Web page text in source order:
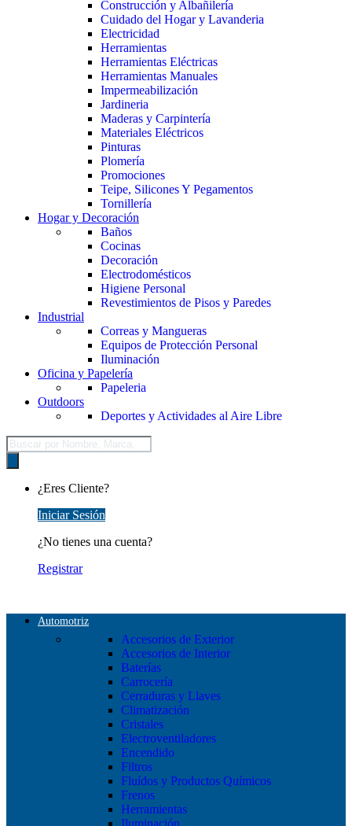
Construcción y Albañilería
Cuidado del Hogar y Lavanderia
Electricidad
Herramientas
Herramientas Eléctricas
Herramientas Manuales
Impermeabilización
Jardineria
Maderas y Carpintería
Materiales Eléctricos
Pinturas
Plomería
Promociones
Teipe, Silicones Y Pegamentos
Tornillería
Hogar y Decoración
Baños
Cocinas
Decoración
Electrodomésticos
Higiene Personal
Revestimientos de Pisos y Paredes
Industrial
Correas y Mangueras
Equipos de Protección Personal
Iluminación
Oficina y Papelería
Papeleria
Outdoors
Deportes y Actividades al Aire Libre
Búsqueda
de
productos
¿Eres Cliente?
Iniciar Sesión
¿No tienes una cuenta?
Registrar
Automotriz
Accesorios de Exterior
Accesorios de Interior
Baterías
Carrocería
Cerraduras y Llaves
Climatización
Cristales
Electroventiladores
Encendido
Filtros
Fluídos y Productos Químicos
Frenos
Herramientas
Iluminación